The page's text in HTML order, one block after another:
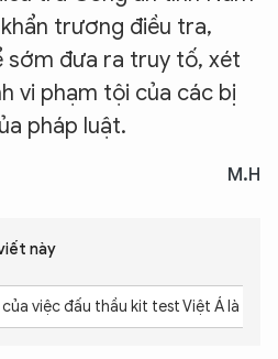
trương điều tra,
sớm đưa ra truy tố, xét
vi phạm tội của các bị
pháp luật.
M.H
này
việc đấu thầu kit test Việt Á là gì?